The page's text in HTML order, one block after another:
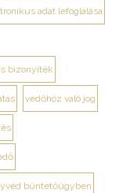
adat lefoglalása
bizonyíték
védőhöz való jog
büntetőügyben